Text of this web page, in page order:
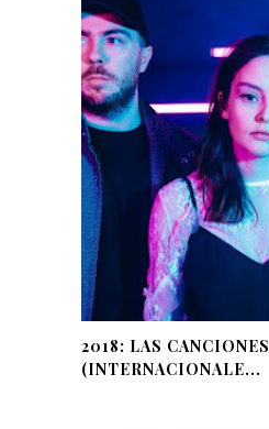
2018: LAS CANCIONES
(INTERNACIONALE...